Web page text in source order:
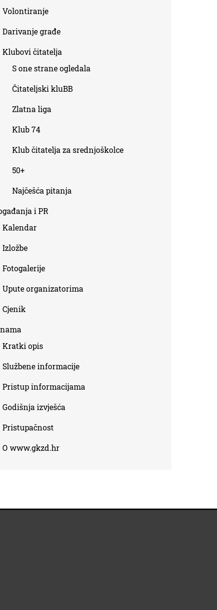
Volontiranje
Darivanje građe
Klubovi čitatelja
S one strane ogledala
Čitateljski kluBB
Zlatna liga
Klub 74
Klub čitatelja za srednjoškolce
50+
Najčešća pitanja
i PR
Kalendar
Izložbe
Fotogalerije
Upute organizatorima
Cjenik
Kratki opis
Službene informacije
Pristup informacijama
Godišnja izvješća
Pristupačnost
O www.gkzd.hr